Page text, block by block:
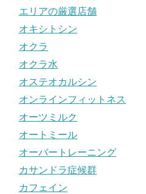
エリアの厳選店舗
オキシトシン
オクラ
オクラ水
オステオカルシン
オンラインフィットネス
オーツミルク
オートミール
オーバートレーニング
カサンドラ症候群
カフェイン